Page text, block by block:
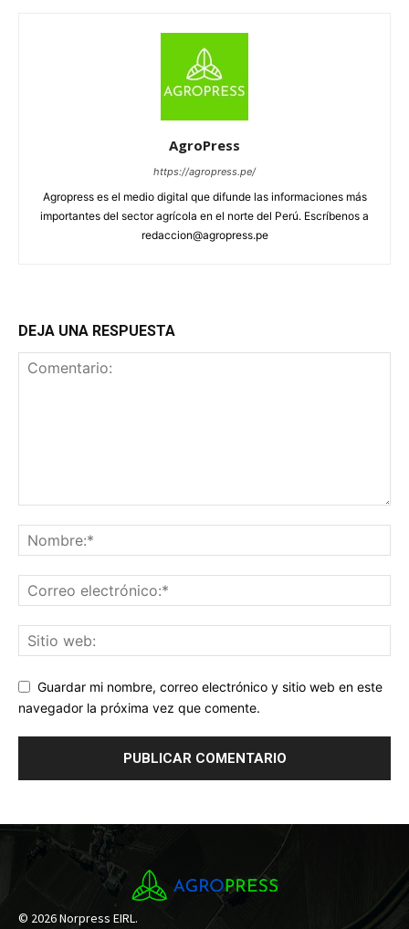
AgroPress
https://agropress.pe/
Agropress es el medio digital que difunde las informaciones más
importantes del sector agrícola en el norte del Perú. Escríbenos a
redaccion@agropress.pe
DEJA UNA RESPUESTA
Guardar mi nombre, correo electrónico y sitio web en este
navegador la próxima vez que comente.
© 2026 Norpress EIRL.